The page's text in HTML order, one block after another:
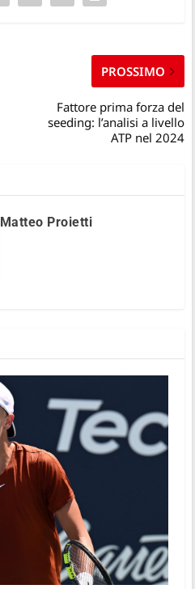
PROSSIMO
Fattore prima forza del
seeding: l’analisi a livello
ATP nel 2024
Matteo Proietti